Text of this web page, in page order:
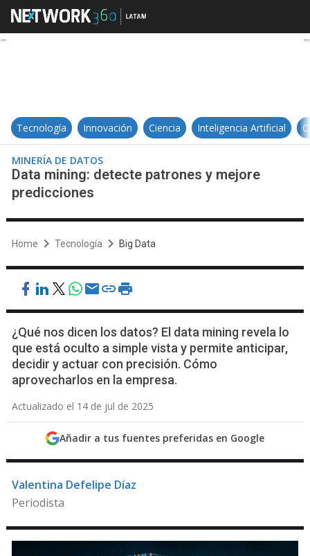
Data mining: detecte patrones y
Tecnología Innovación Ciencia Inteligencia Artificial
MINERÍA DE DATOS
Data mining: detecte patrones y mejore
predicciones
Home Tecnología Big Data
¿Qué nos dicen los datos? El data mining revela lo
que está oculto a simple vista y permite anticipar,
decidir y actuar con precisión. Cómo
aprovecharlos en la empresa.
Actualizado el 14 de jul de 2025
Añadir a tus fuentes preferidas en Google
Valentina Defelipe Díaz
Periodista